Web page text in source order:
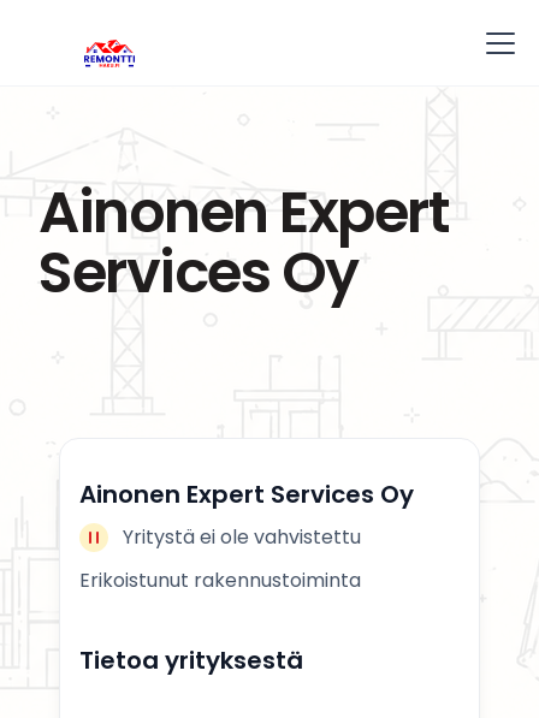
Ainonen Expert
Services Oy
Ainonen Expert Services Oy
Yritystä ei ole vahvistettu
Erikoistunut rakennustoiminta
Tietoa yrityksestä